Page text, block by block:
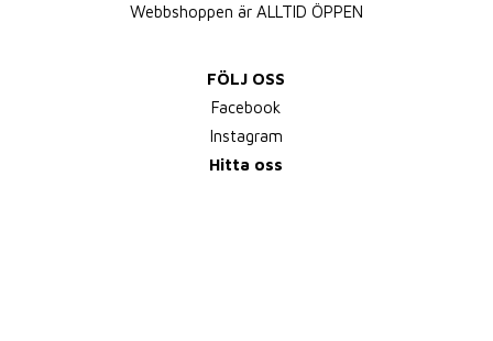
Webbshoppen är ALLTID ÖPPEN
FÖLJ OSS
Facebook
Instagram
Hitta oss